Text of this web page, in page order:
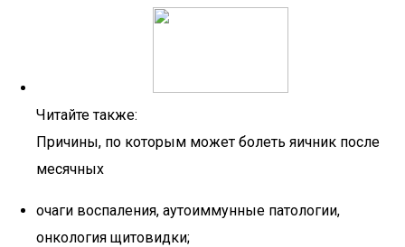
Читайте также:
Причины, по которым может болеть яичник после
месячных
очаги воспаления, аутоиммунные патологии,
онкология щитовидки;